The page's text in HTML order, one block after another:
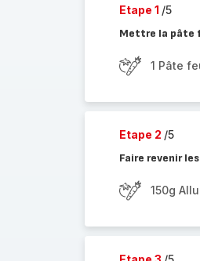
Etape 1 /5
Mettre la pâte
1 Pâte
Etape 2 /5
Faire revenir
150g